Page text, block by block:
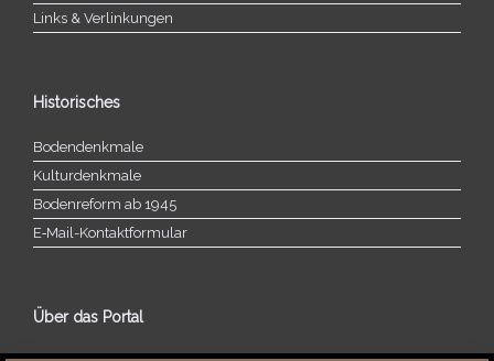
Links & Verlinkungen
Historisches
Bodendenkmale
Kulturdenkmale
Bodenreform ab 1945
E‑Mail-​​Kontaktformular
Über das Portal